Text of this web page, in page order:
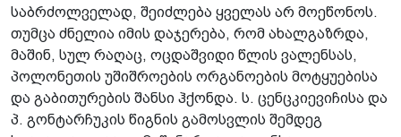
საბრძოლველად, შეიძლება ყველას არ მოეწონოს.
თუმცა ძნელია იმის დაჯერება, რომ ახალგაზრდა,
მაშინ, სულ რაღაც, ოცდაშვიდი წლის ვალენსას,
პოლონეთის უშიშროების ორგანოების მოტყუებისა
და გაბითურების შანსი ჰქონდა. ს. ცენცკიევიჩისა და
პ. გონტარჩუკის წიგნის გამოსვლის შემდეგ